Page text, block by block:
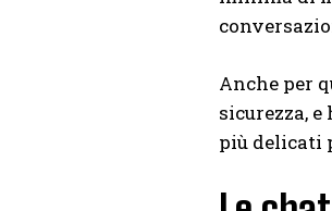
Anche per
sicurezza,
più delicati